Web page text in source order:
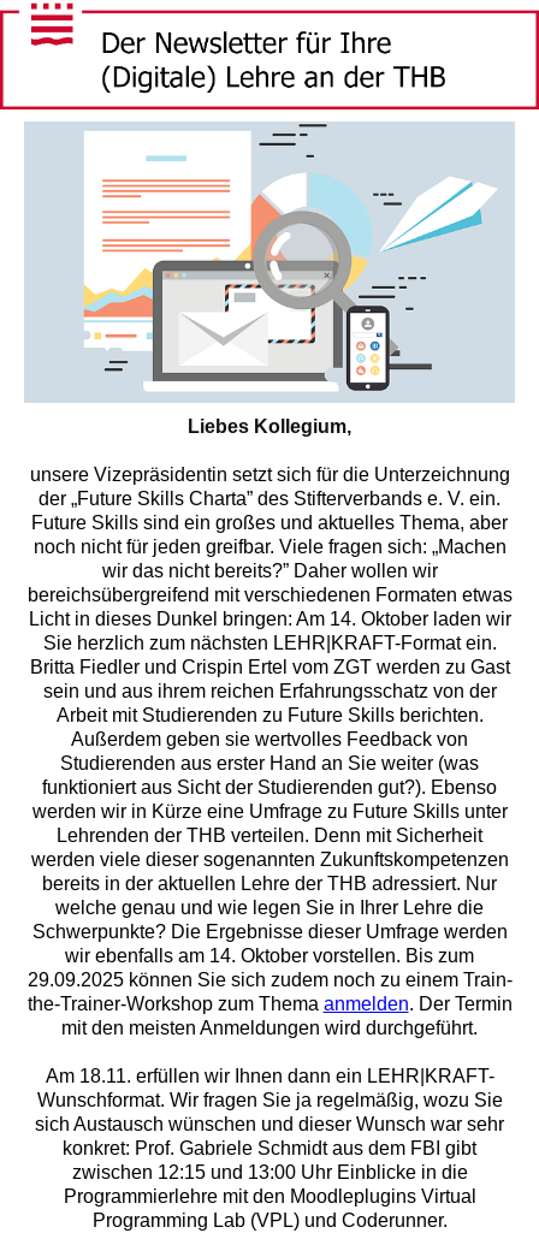
Liebes Kollegium,
unsere Vizepräsidentin setzt sich für die Unterzeichnung
der „Future Skills Charta” des Stifterverbands e. V. ein.
Future Skills sind ein großes und aktuelles Thema, aber
noch nicht für jeden greifbar. Viele fragen sich: „Machen
wir das nicht bereits?” Daher wollen wir
bereichsübergreifend mit verschiedenen Formaten etwas
Licht in dieses Dunkel bringen: Am 14. Oktober laden wir
Sie herzlich zum nächsten LEHR|KRAFT-Format ein.
Britta Fiedler und Crispin Ertel vom ZGT werden zu Gast
sein und aus ihrem reichen Erfahrungsschatz von der
Arbeit mit Studierenden zu Future Skills berichten.
Außerdem geben sie wertvolles Feedback von
Studierenden aus erster Hand an Sie weiter (was
funktioniert aus Sicht der Studierenden gut?). Ebenso
werden wir in Kürze eine Umfrage zu Future Skills unter
Lehrenden der THB verteilen. Denn mit Sicherheit
werden viele dieser sogenannten Zukunftskompetenzen
bereits in der aktuellen Lehre der THB adressiert. Nur
welche genau und wie legen Sie in Ihrer Lehre die
Schwerpunkte? Die Ergebnisse dieser Umfrage werden
wir ebenfalls am 14. Oktober vorstellen. Bis zum
29.09.2025 können Sie sich zudem noch zu einem Train-
the-Trainer-Workshop zum Thema anmelden. Der Termin
mit den meisten Anmeldungen wird durchgeführt.
Am 18.11. erfüllen wir Ihnen dann ein LEHR|KRAFT-
Wunschformat. Wir fragen Sie ja regelmäßig, wozu Sie
sich Austausch wünschen und dieser Wunsch war sehr
konkret: Prof. Gabriele Schmidt aus dem FBI gibt
zwischen 12:15 und 13:00 Uhr Einblicke in die
Programmierlehre mit den Moodleplugins Virtual
Programming Lab (VPL) und Coderunner.